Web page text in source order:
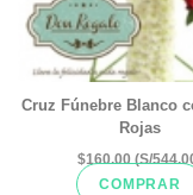
Cruz Fúnebre Blanco
Rojas
$160.00 (S/
COMPRAR